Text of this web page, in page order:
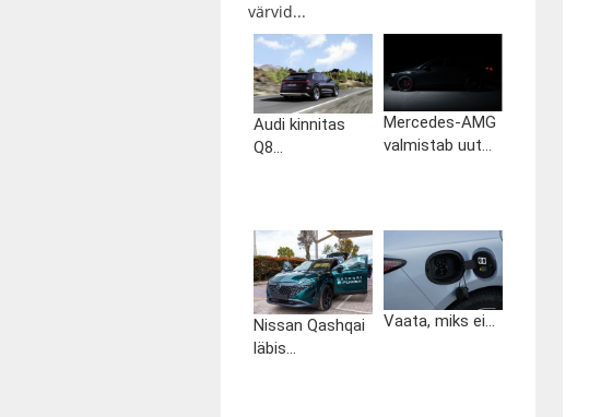
värvid...
Audi kinnitas
Q8...
Mercedes-AMG
valmistab uut...
Nissan Qashqai
läbis...
Vaata, miks ei...